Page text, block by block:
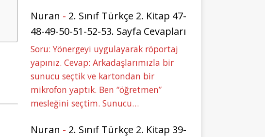
Nuran - 2. Sınıf Türkçe 2. Kitap 47-
48-49-50-51-52-53. Sayfa Cevapları
Soru: Yönergeyi uygulayarak röportaj
yapınız. Cevap: Arkadaşlarımızla bir
sunucu seçtik ve kartondan bir
mikrofon yaptık. Ben “öğretmen”
mesleğini seçtim. Sunucu…
Nuran - 2. Sınıf Türkçe 2. Kitap 39-